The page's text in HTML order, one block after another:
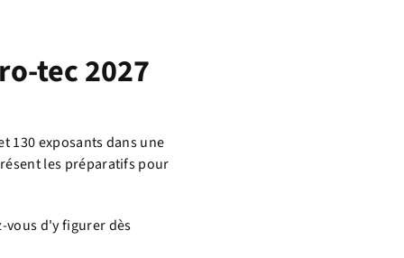
tec 2027
130 exposants dans une
les préparatifs pour
vous d'y figurer dès